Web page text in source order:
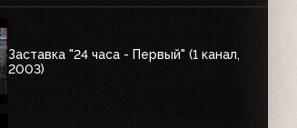
Заставка "24 часа - Первый" (1 канал,
2003)